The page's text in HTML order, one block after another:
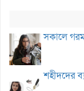
সকালে
শহীদদের